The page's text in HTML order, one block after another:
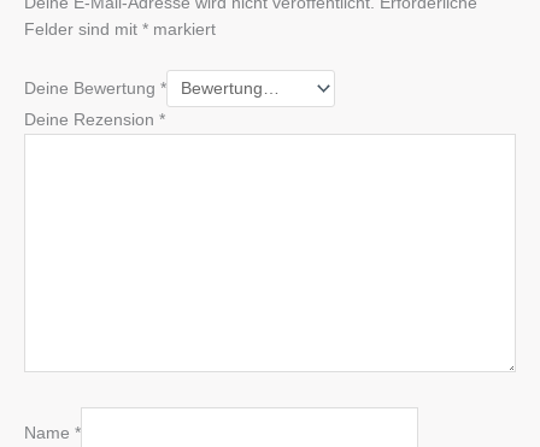
Felder sind mit * markiert
Deine Bewertung *
Deine Rezension *
Name *